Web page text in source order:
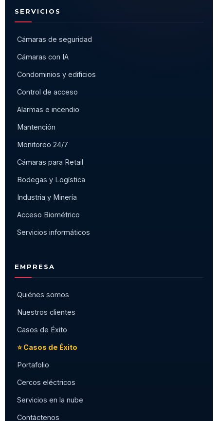
SERVICIOS
Cámaras de seguridad
Cámaras con IA
Condominios y edificios
Control de acceso
Alarmas e incendio
Mantención
Monitoreo 24/7
Cámaras para Retail
Bodegas y Logística
Industria y Minería
Acceso Biométrico
Servicios informáticos
EMPRESA
Quiénes somos
Nuestros clientes
Casos de Éxito
⭐ Casos de Éxito
Portafolio
Cercos eléctricos
Servicios en la nube
Contáctenos